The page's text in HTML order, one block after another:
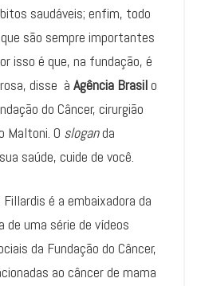
saudáveis; enfim, todo
são sempre importantes
isso é que, na fundação, é
disse à Agência Brasilo
do Câncer, cirurgião
Maltoni. O sloganda
saúde, cuide de você.
é a embaixadora da
de uma série de vídeos
da Fundação do Câncer,
ao câncer de mama